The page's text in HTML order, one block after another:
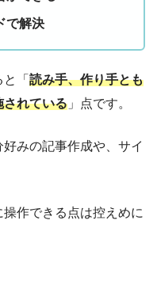
で解決
「 読み手、作り手とも
されている 」点です。
みの記事作成や、サイ
作できる点は控えめに